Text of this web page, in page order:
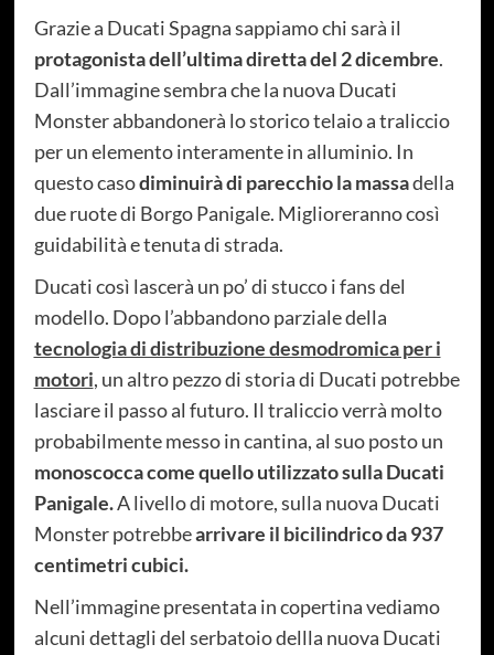
Grazie a Ducati Spagna sappiamo chi sarà il
protagonista dell’ultima diretta del 2 dicembre.
Dall’immagine sembra che la nuova Ducati
Monster abbandonerà lo storico telaio a traliccio
per un elemento interamente in alluminio. In
questo casodiminuirà di parecchio la massadella
due ruote di Borgo Panigale. Miglioreranno così
guidabilità e tenuta di strada.
Ducati così lascerà un po’ di stucco i fans del
modello. Dopo l’abbandono parziale della
tecnologia di distribuzione desmodromica per i
motori, un altro pezzo di storia di Ducati potrebbe
lasciare il passo al futuro. Il traliccio verrà molto
probabilmente messo in cantina, al suo posto un
monoscocca come quello utilizzato sulla Ducati
Panigale.A livello di motore, sulla nuova Ducati
Monster potrebbearrivare il bicilindrico da 937
centimetri cubici.
Nell’immagine presentata in copertina vediamo
alcuni dettagli del serbatoio dellla nuova Ducati